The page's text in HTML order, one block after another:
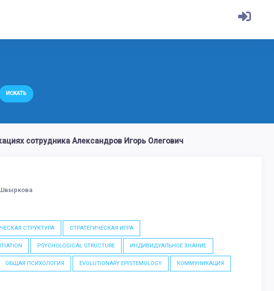
ИСКАТЬ
сотрудника Александров Игорь Олегович
СТРУКТУРА СТРАТЕГИЧЕСКАЯ ИГРА
PSYCHOLOGICAL STRUCTURE ИНДИВИДУАЛЬНОЕ ЗНАНИЕ
ОБЩАЯ ПСИХОЛОГИЯ EVOLUTIONARY EPISTEMOLOGY КОММУНИКАЦИЯ